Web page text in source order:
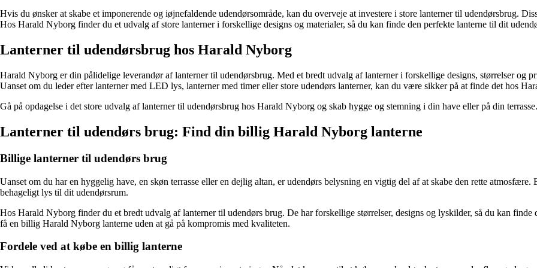
Hvis du ønsker at skabe et imponerende og iøjnefaldende udendørsområde, kan du overveje at investere i store lanterner til udendørsbrug.
Hos Harald Nyborg finder du et udvalg af store lanterner i forskellige designs og materialer, så du kan finde den perfekte lanterne til dit
Lanterner til udendørsbrug hos Harald Nyborg
Harald Nyborg er din pålidelige leverandør af lanterner til udendørsbrug. Med et bredt udvalg af lanterner i forskellige designs, størrelser og
Uanset om du leder efter lanterner med LED lys, lanterner med timer eller store udendørs lanterner, kan du være sikker på at finde det hos
Gå på opdagelse i det store udvalg af lanterner til udendørsbrug hos Harald Nyborg og skab hygge og stemning i din have eller på din terrasse.
Lanterner til udendørs brug: Find din billig Harald Nyborg lanterne
Billige lanterner til udendørs brug
Uanset om du har en hyggelig have, en skøn terrasse eller en dejlig altan, er udendørs belysning en vigtig del af at skabe den rette
behageligt lys til dit udendørsrum.
Hos Harald Nyborg finder du et bredt udvalg af lanterner til udendørs brug. De har forskellige størrelser, designs og lyskilder, så du kan finde
få en billig Harald Nyborg lanterne uden at gå på kompromis med kvaliteten.
Fordele ved at købe en billig lanterne